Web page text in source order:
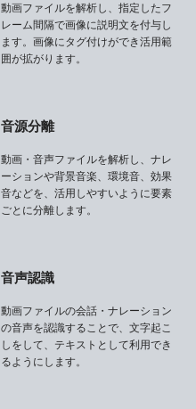
動画ファイルを解析し、指定したフ
レーム間隔で画像に説明文を付与し
ます。画像にタグ付けができ活用範
囲が拡がります。
音源分離
動画・音声ファイルを解析し、ナレ
ーションや背景音楽、環境音、効果
音などを、活用しやすいように要素
ごとに分離します。
音声認識
動画ファイルの会話・ナレーション
の音声を認識することで、文字起こ
しをして、テキストとして利用でき
るようにします。